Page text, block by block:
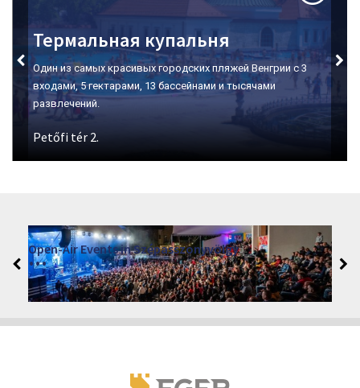
Долина Красавиц
Место номер один для дегустации вин в Эгере.
VINO – Wine Tasting Festival in Eger 2026
2026. augusztus 12 - 17.
Eger 3300, Dobó István tér